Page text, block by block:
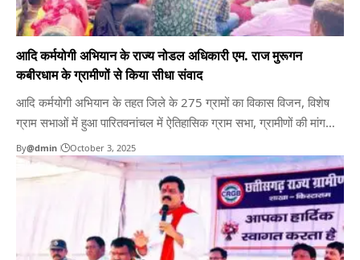
आदि कर्मयोगी अभियान के राज्य नोडल अधिकारी एम. राज मुरूगन
कबीरधाम के ग्रामीणों से किया सीधा संवाद
आदि कर्मयोगी अभियान के तहत जिले के 275 ग्रामों का विकास विजन, विशेष
ग्राम सभाओं में हुआ पारितवनांचल में ऐतिहासिक ग्राम सभा, ग्रामीणों की मांग
बनेंगी विकास योजना का हिस्साकबीरधाम। भारत सरकार के महत्वाकांक्षी आदि
कर्मयोगी अभियान के तहत कबीरधाम जिले के बोड़ला विकासखंड के सुदूर वनांचल
ग्राम पंचायत तितरी,…
By@dmin October 3, 2025